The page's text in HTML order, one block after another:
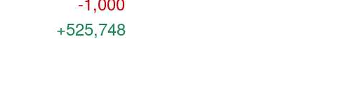
+525,748